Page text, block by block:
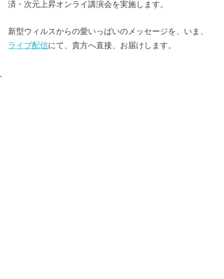
済・次元上昇オンライ講演会を実施します。
新型ウィルスからの愛いっぱいのメッセージを、いま、
ライブ配信にて、貴方へ直接、お届けします。